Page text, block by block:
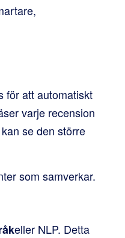
för att automatiskt
varje recension
se den större
som samverkar.
eller NLP. Detta